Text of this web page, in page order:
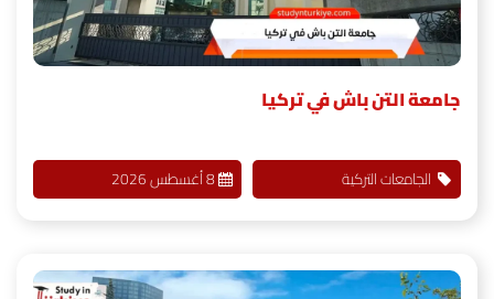
جامعة التن باش في تركيا
الجامعات التركية 8 أغسطس 2026